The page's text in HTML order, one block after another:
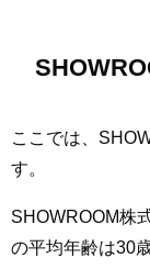
ここでは、
す。
SHOWROOM株
の平均年齢は30